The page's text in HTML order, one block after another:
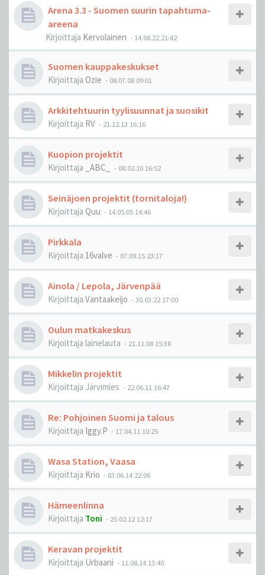
Arena 3.3 - Suomen suurin tapahtuma-
areena
Kirjoittaja Kervolainen - 14.08.22 21:42
Suomen kauppakeskukset
Kirjoittaja Ozie - 08.07.08 09:01
Arkkitehtuurin tyylisuunnat ja suosikit
Kirjoittaja RV - 21.12.13 16:16
Kuopion projektit
Kirjoittaja _ABC_ - 08.02.10 16:52
Seinäjoen projektit (tornitaloja!)
Kirjoittaja Quu - 14.05.05 14:46
Pirkkala
Kirjoittaja 16valve - 07.09.15 23:17
Ainola / Lepola, Järvenpää
Kirjoittaja Vantaakeijo -30.03.22 17:00
Oulun matkakeskus
Kirjoittaja lainelauta - 21.11.08 15:38
Mikkelin projektit
Kirjoittaja Järvimies - 22.06.11 16:47
Re: Pohjoinen Suomi ja talous
Kirjoittaja Iggy.P - 17.04.11 10:25
Wasa Station, Vaasa
Kirjoittaja Krio - 03.06.14 22:06
Hämeenlinna
Kirjoittaja Toni - 25.02.12 12:17
Keravan projektit
Kirjoittaja Urbaani - 11.08.14 13:40